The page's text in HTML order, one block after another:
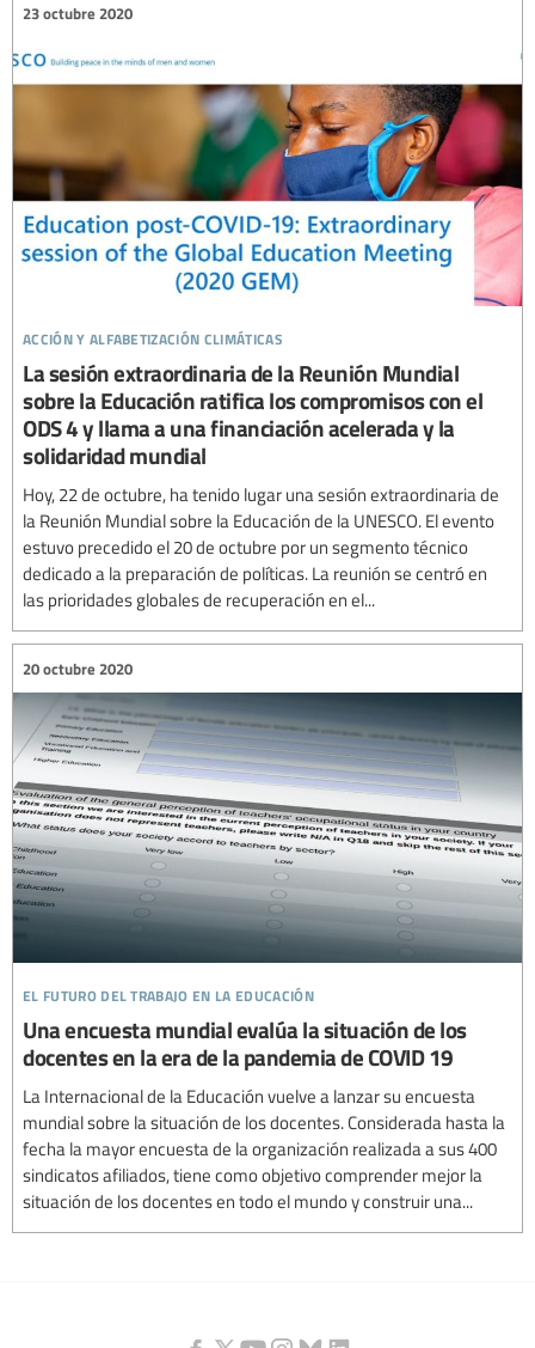
acción y alfabetización climáticas
23 octubre 2020
La sesión extraordinaria de la Reunión Mundial
sobre la Educación ratifica los compromisos con el
ODS 4 y llama a una financiación acelerada y la
solidaridad mundial
Hoy, 22 de octubre, ha tenido lugar una sesión extraordinaria de
la Reunión Mundial sobre la Educación de la UNESCO. El evento
estuvo precedido el 20 de octubre por un segmento técnico
dedicado a la preparación de políticas. La reunión se centró en
las prioridades globales de recuperación en el...
el futuro del trabajo en la educación
20 octubre 2020
Una encuesta mundial evalúa la situación de los
docentes en la era de la pandemia de COVID 19
La Internacional de la Educación vuelve a lanzar su encuesta
mundial sobre la situación de los docentes. Considerada hasta la
fecha la mayor encuesta de la organización realizada a sus 400
sindicatos afiliados, tiene como objetivo comprender mejor la
situación de los docentes en todo el mundo y construir una...